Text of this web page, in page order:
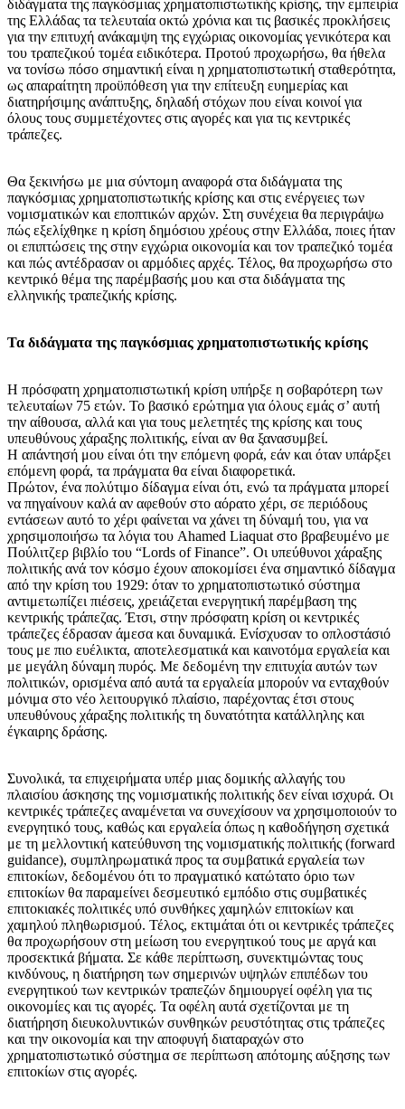
διδάγματα της παγκόσμιας χρηματοπιστωτικής κρίσης, την εμπειρία
της Ελλάδας τα τελευταία οκτώ χρόνια και τις βασικές προκλήσεις
για την επιτυχή ανάκαμψη της εγχώριας οικονομίας γενικότερα και
του τραπεζικού τομέα ειδικότερα. Προτού προχωρήσω, θα ήθελα
να τονίσω πόσο σημαντική είναι η χρηματοπιστωτική σταθερότητα,
ως απαραίτητη προϋπόθεση για την επίτευξη ευημερίας και
διατηρήσιμης ανάπτυξης, δηλαδή στόχων που είναι κοινοί για
όλους τους συμμετέχοντες στις αγορές και για τις κεντρικές
τράπεζες.
Θα ξεκινήσω με μια σύντομη αναφορά στα διδάγματα της
παγκόσμιας χρηματοπιστωτικής κρίσης και στις ενέργειες των
νομισματικών και εποπτικών αρχών. Στη συνέχεια θα περιγράψω
πώς εξελίχθηκε η κρίση δημόσιου χρέους στην Ελλάδα, ποιες ήταν
οι επιπτώσεις της στην εγχώρια οικονομία και τον τραπεζικό τομέα
και πώς αντέδρασαν οι αρμόδιες αρχές. Τέλος, θα προχωρήσω στο
κεντρικό θέμα της παρέμβασής μου και στα διδάγματα της
ελληνικής τραπεζικής κρίσης.
Τα διδάγματα της παγκόσμιας χρηματοπιστωτικής κρίσης
Η πρόσφατη χρηματοπιστωτική κρίση υπήρξε η σοβαρότερη των
τελευταίων 75 ετών. Το βασικό ερώτημα για όλους εμάς σ’ αυτή
την αίθουσα, αλλά και για τους μελετητές της κρίσης και τους
υπευθύνους χάραξης πολιτικής, είναι αν θα ξανασυμβεί.
Η απάντησή μου είναι ότι την επόμενη φορά, εάν και όταν υπάρξει
επόμενη φορά, τα πράγματα θα είναι διαφορετικά.
Πρώτον, ένα πολύτιμο δίδαγμα είναι ότι, ενώ τα πράγματα μπορεί
να πηγαίνουν καλά αν αφεθούν στο αόρατο χέρι, σε περιόδους
εντάσεων αυτό το χέρι φαίνεται να χάνει τη δύναμή του, για να
χρησιμοποιήσω τα λόγια του Ahamed Liaquat στο βραβευμένο με
Πούλιτζερ βιβλίο του “Lords of Finance”. Οι υπεύθυνοι χάραξης
πολιτικής ανά τον κόσμο έχουν αποκομίσει ένα σημαντικό δίδαγμα
από την κρίση του 1929: όταν το χρηματοπιστωτικό σύστημα
αντιμετωπίζει πιέσεις, χρειάζεται ενεργητική παρέμβαση της
κεντρικής τράπεζας. Έτσι, στην πρόσφατη κρίση οι κεντρικές
τράπεζες έδρασαν άμεσα και δυναμικά. Ενίσχυσαν το οπλοστάσιό
τους με πιο ευέλικτα, αποτελεσματικά και καινοτόμα εργαλεία και
με μεγάλη δύναμη πυρός. Με δεδομένη την επιτυχία αυτών των
πολιτικών, ορισμένα από αυτά τα εργαλεία μπορούν να ενταχθούν
μόνιμα στο νέο λειτουργικό πλαίσιο, παρέχοντας έτσι στους
υπευθύνους χάραξης πολιτικής τη δυνατότητα κατάλληλης και
έγκαιρης δράσης.
Συνολικά, τα επιχειρήματα υπέρ μιας δομικής αλλαγής του
πλαισίου άσκησης της νομισματικής πολιτικής δεν είναι ισχυρά. Οι
κεντρικές τράπεζες αναμένεται να συνεχίσουν να χρησιμοποιούν το
ενεργητικό τους, καθώς και εργαλεία όπως η καθοδήγηση σχετικά
με τη μελλοντική κατεύθυνση της νομισματικής πολιτικής (forward
guidance), συμπληρωματικά προς τα συμβατικά εργαλεία των
επιτοκίων, δεδομένου ότι το πραγματικό κατώτατο όριο των
επιτοκίων θα παραμείνει δεσμευτικό εμπόδιο στις συμβατικές
επιτοκιακές πολιτικές υπό συνθήκες χαμηλών επιτοκίων και
χαμηλού πληθωρισμού. Τέλος, εκτιμάται ότι οι κεντρικές τράπεζες
θα προχωρήσουν στη μείωση του ενεργητικού τους με αργά και
προσεκτικά βήματα. Σε κάθε περίπτωση, συνεκτιμώντας τους
κινδύνους, η διατήρηση των σημερινών υψηλών επιπέδων του
ενεργητικού των κεντρικών τραπεζών δημιουργεί οφέλη για τις
οικονομίες και τις αγορές. Τα οφέλη αυτά σχετίζονται με τη
διατήρηση διευκολυντικών συνθηκών ρευστότητας στις τράπεζες
και την οικονομία και την αποφυγή διαταραχών στο
χρηματοπιστωτικό σύστημα σε περίπτωση απότομης αύξησης των
επιτοκίων στις αγορές.